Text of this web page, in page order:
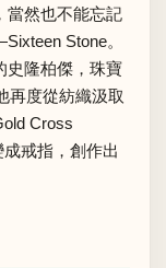
當然也不能忘記
Stone。
史隆柏傑，珠寶
再度從紡織汲取
Cross
戒指，創作出